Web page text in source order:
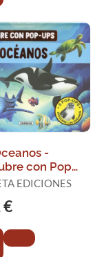
-
con Pop-
EDICIONES
€